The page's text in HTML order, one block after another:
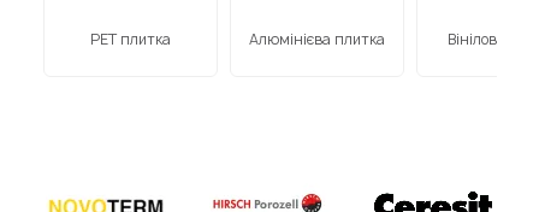
РЕТ плитка Алюмінієва плитка Вінілова